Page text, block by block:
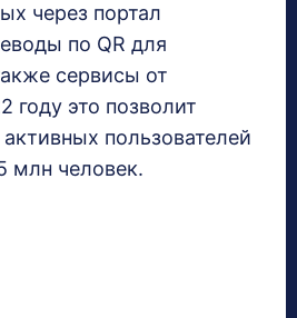
через портал
по QR для
сервисы от
году это позволит
пользователей
млн человек.